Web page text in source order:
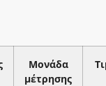
Μονάδα
μέτρησης